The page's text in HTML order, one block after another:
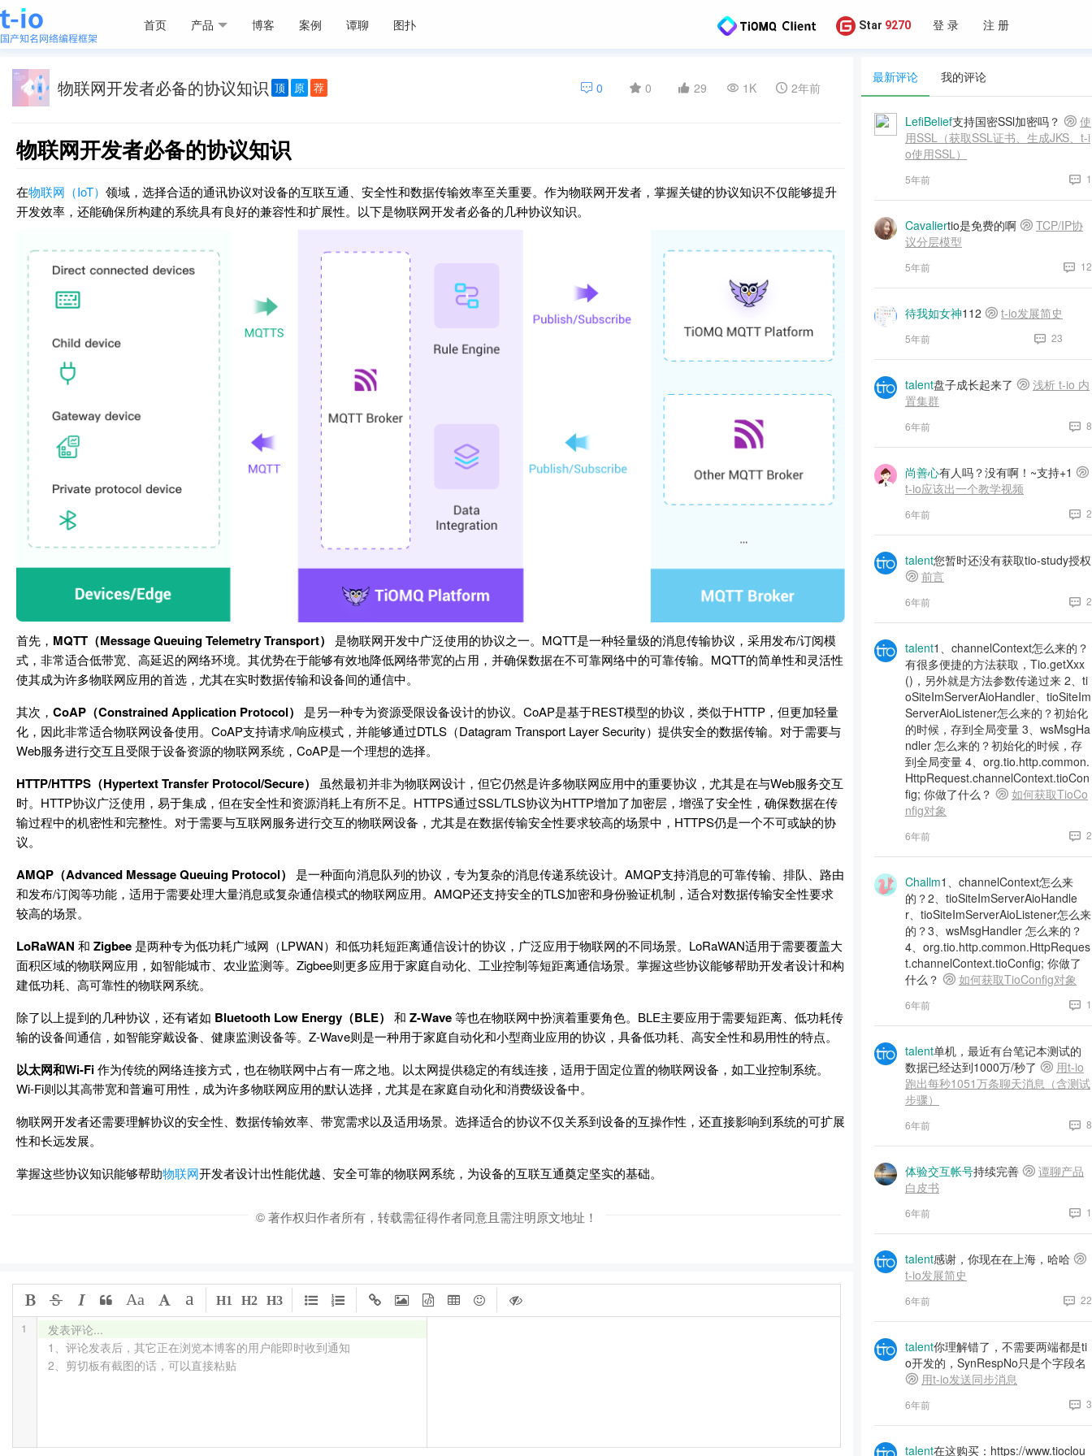
首页 产品 博客 案例 谭聊 图扑 Star 9270 登 录 注 册
物联网开发者必备的协议知识 顶 原 荐 0 0 29 1K 2年前
物联网开发者必备的协议知识
在物联网（IoT） 领域，选择合适的通讯协议对设备的互联互通、安全性和数据传输效率至关重要。作为物联网开发者，掌握关键的协议知识不仅能够提升
开发效率，还能确保所构建的系统具有良好的兼容性和扩展性。以下是物联网开发者必备的几种协议知识。
首先， MQTT（Message Queuing Telemetry Transport）
是物联网开发中广泛使用的协议之一。MQTT是一种轻量级的消息传输协议，采用发布/订阅模
式，非常适合低带宽、高延迟的网络环境。其优势在于能够有效地降低网络带宽的占用，并确保数据在不可靠网络中的可靠传输。MQTT的简单性和灵活性
使其成为许多物联网应用的首选，尤其在实时数据传输和设备间的通信中。
其次， CoAP（Constrained Application Protocol）
是另一种专为资源受限设备设计的协议。CoAP是基于REST模型的协议，类似于HTTP，但更加轻量
化，因此非常适合物联网设备使用。CoAP支持请求/响应模式，并能够通过DTLS（Datagram Transport Layer Security）提供安全的数据传输。对于需要与
Web服务进行交互且受限于设备资源的物联网系统，CoAP是一个理想的选择。
HTTP/HTTPS（Hypertext Transfer Protocol/Secure）
虽然最初并非为物联网设计，但它仍然是许多物联网应用中的重要协议，尤其是在与Web服务交互
时。HTTP协议广泛使用，易于集成，但在安全性和资源消耗上有所不足。HTTPS通过SSL/TLS协议为HTTP增加了加密层，增强了安全性，确保数据在传
输过程中的机密性和完整性。对于需要与互联网服务进行交互的物联网设备，尤其是在数据传输安全性要求较高的场景中，HTTPS仍是一个不可或缺的协
议。
AMQP（Advanced Message Queuing Protocol）
是一种面向消息队列的协议，专为复杂的消息传递系统设计。AMQP支持消息的可靠传输、排队、路由
和发布/订阅等功能，适用于需要处理大量消息或复杂通信模式的物联网应用。AMQP还支持安全的TLS加密和身份验证机制，适合对数据传输安全性要求
较高的场景。
LoRaWAN 和 Zigbee是两种专为低功耗广域网（LPWAN）和低功耗短距离通信设计的协议，广泛应用于物联网的不同场景。LoRaWAN适用于需要覆盖大
面积区域的物联网应用，如智能城市、农业监测等。Zigbee则更多应用于家庭自动化、工业控制等短距离通信场景。掌握这些协议能够帮助开发者设计和构
建低功耗、高可靠性的物联网系统。
除了以上提到的几种协议，还有诸如 Bluetooth Low Energy（BLE） 和 Z-Wave等也在物联网中扮演着重要角色。BLE主要应用于需要短距离、低功耗传
输的设备间通信，如智能穿戴设备、健康监测设备等。Z-Wave则是一种用于家庭自动化和小型商业应用的协议，具备低功耗、高安全性和易用性的特点。
以太网和Wi-Fi作为传统的网络连接方式，也在物联网中占有一席之地。以太网提供稳定的有线连接，适用于固定位置的物联网设备，如工业控制系统。
Wi-Fi则以其高带宽和普遍可用性，成为许多物联网应用的默认选择，尤其是在家庭自动化和消费级设备中。
物联网开发者还需要理解协议的安全性、数据传输效率、带宽需求以及适用场景。选择适合的协议不仅关系到设备的互操作性，还直接影响到系统的可扩展
性和长远发展。
掌握这些协议知识能够帮助物联网开发者设计出性能优越、安全可靠的物联网系统，为设备的互联互通奠定坚实的基础。
© 著作权归作者所有，转载需征得作者同意且需注明原文地址！
发表评论...
1、评论发表后，其它正在浏览本博客的用户能即时收到通知
2、剪切板有截图的话，可以直接粘贴
1
Aa a H1 H2 H3
最新评论 我的评论
LefiBelief支持国密SSl加密吗？
使
用SSL（获取SSL证书、生成JKS、t-i
o使用SSL）
5年前 1
Cavaliertio是免费的啊
TCP/IP协
议分层模型
5年前 12
待我如女神112 t-io发展简史
5年前 23
talent盘子成长起来了
浅析 t-io 内
置集群
6年前 8
尚善心有人吗？没有啊！~支持+1
t-io应该出一个教学视频
6年前 2
talent您暂时还没有获取tio-study授权
前言
6年前 2
talent1、channelContext怎么来的？
有很多便捷的方法获取，Tio.getXxx
()，另外就是方法参数传递过来 2、ti
oSiteImServerAioHandler、tioSiteIm
ServerAioListener怎么来的？初始化
的时候，存到全局变量 3、wsMsgHa
ndler 怎么来的？初始化的时候，存
到全局变量 4、org.tio.http.common.
HttpRequest.channelContext.tioCon
fig; 你做了什么？
如何获取TioCo
nfig对象
6年前 2
Challm1、channelContext怎么来
的？2、tioSiteImServerAioHandle
r、tioSiteImServerAioListener怎么来
的？3、wsMsgHandler 怎么来的？
4、org.tio.http.common.HttpReques
t.channelContext.tioConfig; 你做了
什么？
如何获取TioConfig对象
6年前 1
talent单机，最近有台笔记本测试的
数据已经达到1000万/秒了
用t-io
跑出每秒1051万条聊天消息（含测试
步骤）
6年前 8
体验交互帐号持续完善
谭聊产品
白皮书
6年前 1
talent感谢，你现在在上海，哈哈
t-io发展简史
6年前 22
talent你理解错了，不需要两端都是ti
o开发的，SynRespNo只是个字段名
用t-io发送同步消息
6年前 3
talent在这购买：https://www.tioclou